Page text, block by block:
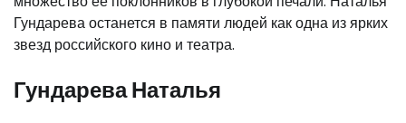
Гундарева останется в памяти людей как одна из ярких
звезд российского кино и театра.
Гундарева Наталья